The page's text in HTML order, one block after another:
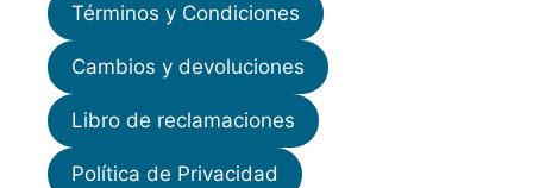
Términos y Condiciones
Cambios y devoluciones
Libro de reclamaciones
Política de Privacidad